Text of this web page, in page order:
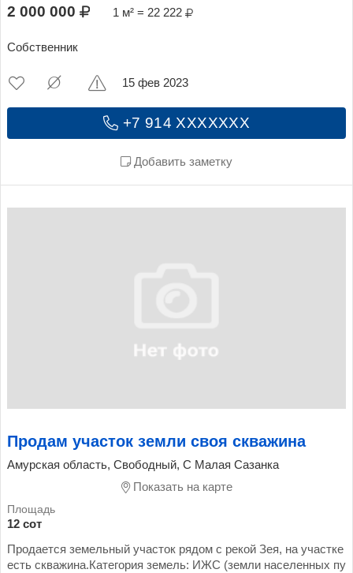
2 000 000 1 м² = 22 222
Собственник
+7 914 XXXXXXX
Добавить заметку
15 фев 2023
Продам участок земли своя скважина
Амурская область, Свободный, С Малая Сазанка
Показать на карте
12 сот
Продается земельный участок рядом с рекой Зея, на участке
есть скважина.Категория земель: ИЖС (земли населенных пу